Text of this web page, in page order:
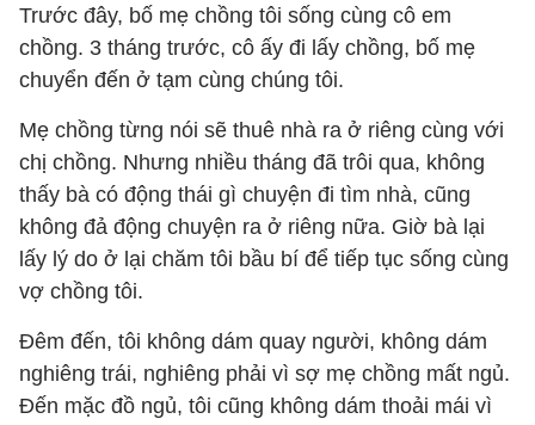
Trước đây, bố mẹ chồng tôi sống cùng cô em
chồng. 3 tháng trước, cô ấy đi lấy chồng, bố mẹ
chuyển đến ở tạm cùng chúng tôi.
Mẹ chồng từng nói sẽ thuê nhà ra ở riêng cùng với
chị chồng. Nhưng nhiều tháng đã trôi qua, không
thấy bà có động thái gì chuyện đi tìm nhà, cũng
không đả động chuyện ra ở riêng nữa. Giờ bà lại
lấy lý do ở lại chăm tôi bầu bí để tiếp tục sống cùng
vợ chồng tôi.
Đêm đến, tôi không dám quay người, không dám
nghiêng trái, nghiêng phải vì sợ mẹ chồng mất ngủ.
Đến mặc đồ ngủ, tôi cũng không dám thoải mái vì